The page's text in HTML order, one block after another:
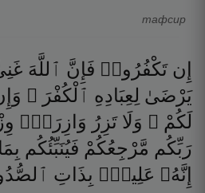
тафсир
إِن تَكْفُرُوا۟ فَإِنَّ ٱللَّهَ
يَرْضَىٰ لِعِبَادِهِ ٱلْكُفْرَ ۖ
لَكُمْ ۗ وَلَا تَزِرُ وَازِرَةٌۭ
رَبِّكُم مَّرْجِعُكُمْ فَيُنَبِّئُكُم بِمَا
إِنَّهُۥ عَلِيمٌۢ بِذَاتِ